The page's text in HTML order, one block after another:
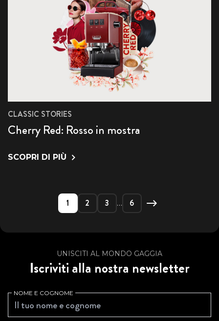
CLASSIC STORIES
Cherry Red: Rosso in mostra
SCOPRI DI PIÙ
1 2 3 … 6
UNISCITI AL MONDO GAGGIA
Iscriviti alla nostra newsletter
NOME E COGNOME